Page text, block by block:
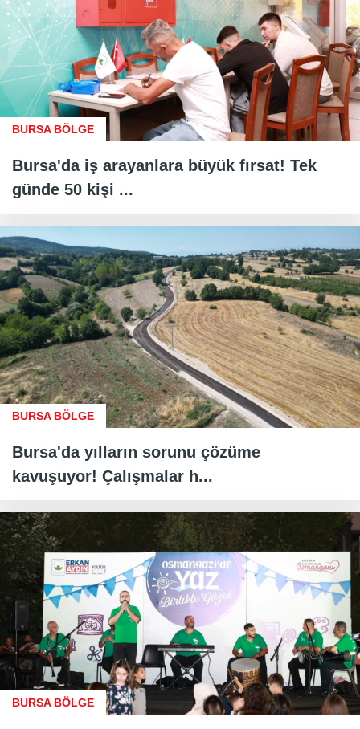
BURSA BÖLGE
Bursa'da iş arayanlara büyük fırsat! Tek
günde 50 kişi ...
BURSA BÖLGE
Bursa'da yılların sorunu çözüme
kavuşuyor! Çalışmalar h...
BURSA BÖLGE